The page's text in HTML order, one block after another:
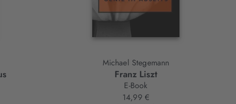
Michael Stegemann
Franz Liszt
E-Book
14,99 €